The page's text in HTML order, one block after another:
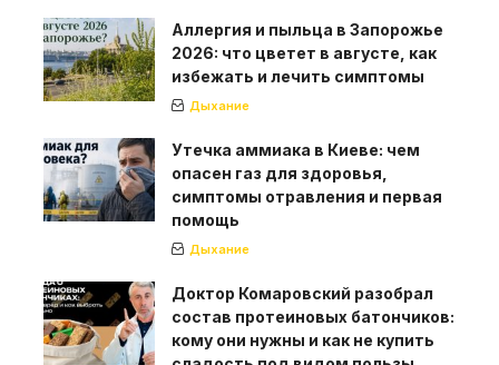
Аллергия и пыльца в Запорожье
2026: что цветет в августе, как
избежать и лечить симптомы
Дыхание
Утечка аммиака в Киеве: чем
опасен газ для здоровья,
симптомы отравления и первая
помощь
Дыхание
Доктор Комаровский разобрал
состав протеиновых батончиков:
кому они нужны и как не купить